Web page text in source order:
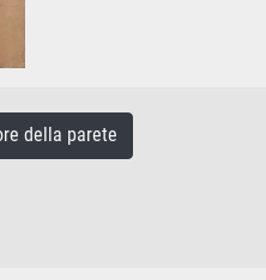
della parete